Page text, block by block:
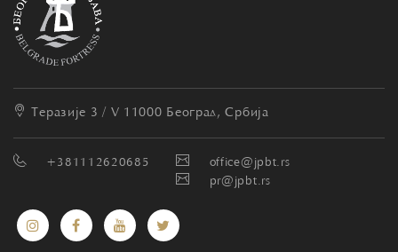
Теразије 3 / V 11000 Београд, Србија
+381112620685
office@jpbt.rs
pr@jpbt.rs